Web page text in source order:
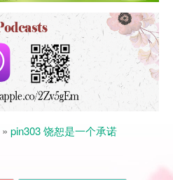
» pin303 饶恕是一个承诺